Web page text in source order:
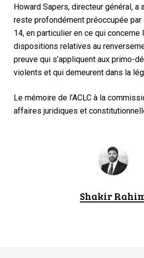
Howard Sapers, directeur général, a
reste profondément préoccupée par
14, en particulier en ce qui concerne
dispositions relatives au
preuve qui s’appliquent aux primo-
violents et qui demeurent dans la
Le mémoire de l’ACLC à la
affaires juridiques et
Shakir